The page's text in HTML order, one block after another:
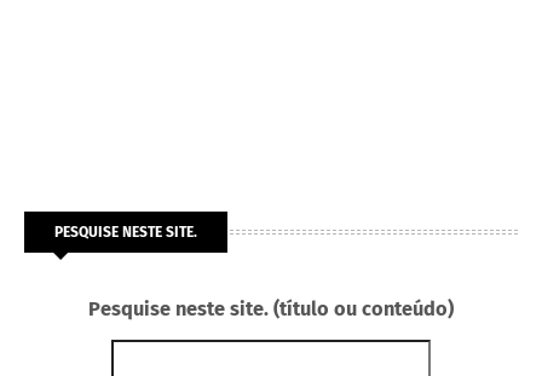
PESQUISE NESTE SITE.
Pesquise neste site. (título ou conteúdo)